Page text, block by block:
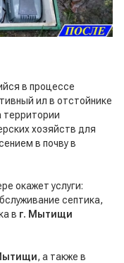
в процессе
ил в отстойнике
территории
хозяйств для
в почву в
окажет услуги:
септика,
в г. Мытищи
, а также в